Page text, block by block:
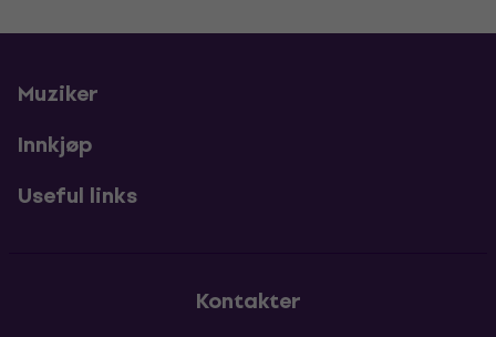
Muziker
Innkjøp
Useful links
Kontakter